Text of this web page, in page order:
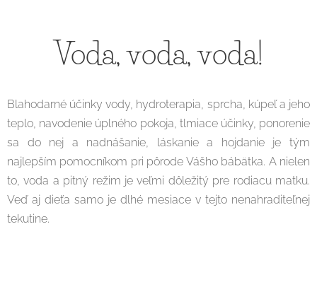
Voda, voda, voda!
Blahodarné účinky vody, hydroterapia, sprcha, kúpeľ a jeho
teplo, navodenie úplného pokoja, tlmiace účinky, ponorenie
sa do nej a nadnášanie, láskanie a hojdanie je tým
najlepším pomocníkom pri pôrode Vášho bábätka. A nielen
to, voda a pitný režim je veľmi dôležitý pre rodiacu matku.
Veď aj dieťa samo je dlhé mesiace v tejto nenahraditeľnej
tekutine.